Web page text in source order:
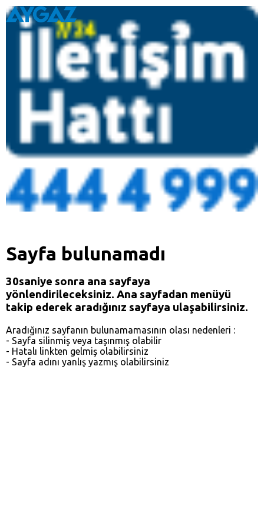
Sayfa bulunamadı
30saniye sonra ana sayfaya
yönlendirileceksiniz. Ana sayfadan menüyü
takip ederek aradığınız sayfaya ulaşabilirsiniz.
Aradığınız sayfanın bulunamamasının olası nedenleri :
- Sayfa silinmiş veya taşınmış olabilir
- Hatalı linkten gelmiş olabilirsiniz
- Sayfa adını yanlış yazmış olabilirsiniz